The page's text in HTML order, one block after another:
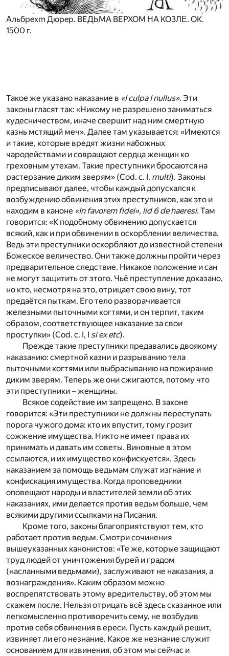
Aльбpexm Дюpep. BEДЬMA BEPXOM ΗA KO3ЛΕ. OK.
1500 г.
Такое же указано наказание в «I culpa I nullus». Эти
законы гласят так: «Никому не разрешено заниматься
кудесничеством, иначе свершит над ним смертную
казнь мстящий меч». Далее там указывается: «Имеются
и такие, которые вредят жизни набожных
чародействами и совращают сердца женщин ко
греховным утехам. Такие преступники бросаются на
растерзание диким зверям» (Cod. с. I. multi). Законы
предписывают далее, чтобы каждый допускался к
возбуждению обвинения этих преступников, как это и
находим в каноне «In favorem fidei», lid 6 de haeresi. Там
говорится: «К подобному обвинению допускается
всякий, как и при обвинении в оскорблении величества.
Ведь эти преступники оскорбляют до известной степени
Божеское величество. Они также должны пройти через
предварительное следствие. Никакое положение и сан
не могут защитить от этого. Чьё преступление доказано,
но кто, несмотря на это, отрицает свою вину, тот
предаётся пыткам. Его тело разворачивается
железными пыточными когтями, и он терпит, таким
образом, соответствующее наказание за свои
проступки» (Cod. с. I, I si ex etc).
Прежде такие преступники предавались двоякому
наказанию: смертной казни и разрыванию тела
пыточными когтями или выбрасыванию на пожирание
диким зверям. Теперь же они сжигаются, потому что
эти преступники – женщины.
Всякое содействие им запрещено. В законе
говорится: «Эти преступники не должны переступать
порога чужого дома: кто их впустит, тому грозит
сожжение имущества. Никто не имеет права их
принимать и давать им советы. Виновные в этом
ссылаются, и их имущество конфискуется». Здесь
наказанием за помощь ведьмам служат изгнание и
конфискация имущества. Когда проповедники
оповещают народы и властителей земли об этих
наказаниях, ими делается против ведьм больше, чем
всякими другими ссылками на Писания.
Кроме того, законы благоприятствуют тем, кто
работает против ведьм. Смотри сочинения
вышеуказанных канонистов: «Те же, которые защищают
труд людей от уничтожения бурей и градом
(насланными ведьмами), заслуживают не наказания, а
вознаграждения». Каким образом можно
воспрепятствовать этому вредительству, об этом мы
скажем после. Нельзя отрицать всё здесь сказанное или
легкомысленно противоречить сему, не возбудив
против себя обвинения в ереси. Пусть каждый решит,
извиняет ли его незнание. Какое же незнание служит
основанием для извинения, об этом мы сейчас и